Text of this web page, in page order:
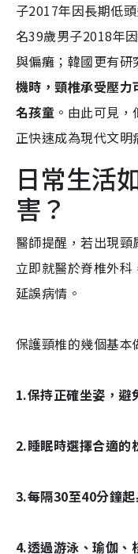
子2017年因長期低
名39歲男子2018年
與偏癱；韓國更有研
機時，頸椎承受壓
名孩童 。由此可見
正快速成為現代文明
日常生活
害？
醫師提醒，若出現
立即就醫於脊椎外
延誤病情。
保護頸椎的幾個基本
1.保持正確坐姿，避
2.睡眠時選擇合適的
3.每隔30至40分鐘
4.透過游泳、瑜伽、